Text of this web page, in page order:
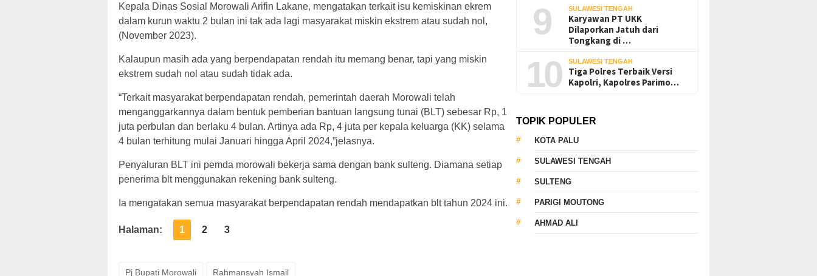
Kepala Dinas Sosial Morowali Arifin Lakane, mengatakan terkait isu kemiskinan ekrem
dalam kurun waktu 2 bulan ini tak ada lagi masyarakat miskin ekstrem atau sudah nol,
(November 2023).
Kalaupun masih ada yang berpendapatan rendah itu memang benar, tapi yang miskin
ekstrem sudah nol atau sudah tidak ada.
“Terkait masyarakat berpendapatan rendah, pemerintah daerah Morowali telah
menganggarkannya dalam bentuk pemberian bantuan langsung tunai (BLT) sebesar Rp, 1
juta perbulan dan berlaku 4 bulan. Artinya ada Rp, 4 juta per kepala keluarga (KK) selama
4 bulan terhitung mulai Januari hingga April 2024,”jelasnya.
Penyaluran BLT ini pemda morowali bekerja sama dengan bank sulteng. Diamana setiap
penerima blt menggunakan rekening bank sulteng.
Ia mengatakan semua masyarakat berpendapatan rendah mendapatkan blt tahun 2024 ini.
Halaman: 1 2 3
Pj Bupati Morowali Rahmansyah Ismail
9 SULAWESI TENGAH
Karyawan PT UKK
Dilaporkan Jatuh dari
Tongkang di …
10 SULAWESI TENGAH
Tiga Polres Terbaik Versi
Kapolri, Kapolres Parimo…
TOPIK POPULER
KOTA PALU
SULAWESI TENGAH
SULTENG
PARIGI MOUTONG
AHMAD ALI